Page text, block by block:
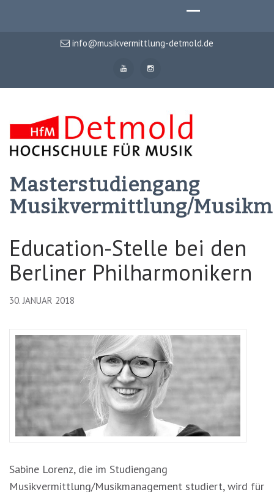
info@musikvermittlung-detmold.de
Masterstudiengang
Musikvermittlung/
Education-Stelle bei den
Berliner Philharmonikern
30. JANUAR 2018
Sabine Lorenz, die im Studiengang
Musikvermittlung/Musikmanagement studiert, wird für